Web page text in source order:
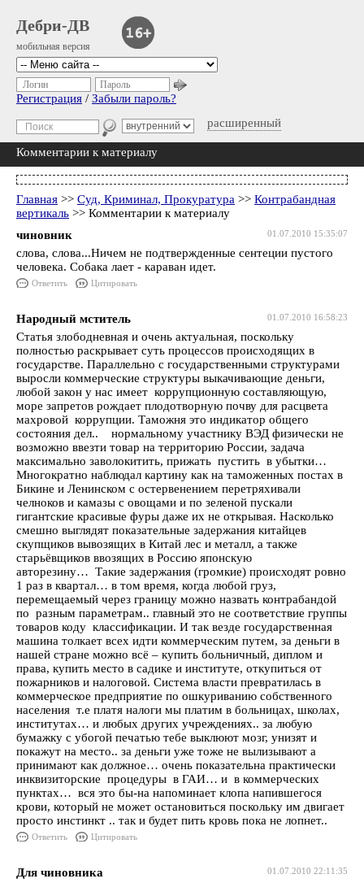
Дебри-ДВ
мобильная версия
расширенный
Логин Пароль
Регистрация / Забыли пароль?
Комментарии к материалу
Главная >> Суд, Криминал, Прокуратура >> Контрабандная
вертикаль >> Комментарии к материалу
01.07.2010 15:35:07
чиновник
слова, слова...Ничем не подтвержденные сентеции пустого
человека. Собака лает - караван идет.
Ответить Цитировать
01.07.2010 16:58:23
Народный мститель
Статья злободневная и очень актуальная, поскольку
полностью раскрывает суть процессов происходящих в
государстве. Параллельно с государственными структурами
выросли коммерческие структуры выкачивающие деньги,
любой закон у нас имеет коррупционную составляющую,
море запретов рождает плодотворную почву для расцвета
махровой коррупции. Таможня это индикатор общего
состояния дел.. нормальному участнику ВЭД физически не
возможно ввезти товар на территорию России, задача
максимально заволокитить, прижать пустить в убытки…
Многократно наблюдал картину как на таможенных постах в
Бикине и Ленинском с остервенением перетряхивали
челноков и камазы с овощами и по зеленой пускали
гигантские красивые фуры даже их не открывая. Насколько
смешно выглядят показательные задержания китайцев
скупщиков вывозящих в Китай лес и металл, а также
старьёвщиков ввозящих в Россию японскую
авторезину… Такие задержания (громкие) происходят ровно
1 раз в квартал… в том время, когда любой груз,
перемещаемый через границу можно назвать контрабандой
по разным параметрам.. главный это не соответствие группы
товаров коду классификации. И так везде государственная
машина толкает всех идти коммерческим путем, за деньги в
нашей стране можно всё – купить больничный, диплом и
права, купить место в садике и институте, откупиться от
пожарников и налоговой. Система власти превратилась в
коммерческое предприятие по ошкуриванию собственного
населения т.е платя налоги мы платим в больницах, школах,
институтах… и любых других учреждениях.. за любую
бумажку с убогой печатью тебе выклюют мозг, унизят и
покажут на место.. за деньги уже тоже не вылизывают а
принимают как должное… очень показательна практически
инквизиторские процедуры в ГАИ… и в коммерческих
пунктах… вся это бы-на напоминает клопа напившегося
крови, который не может остановиться поскольку им двигает
просто инстинкт .. так и будет пить кровь пока не лопнет..
Ответить Цитировать
01.07.2010 22:11:35
Для чиновника